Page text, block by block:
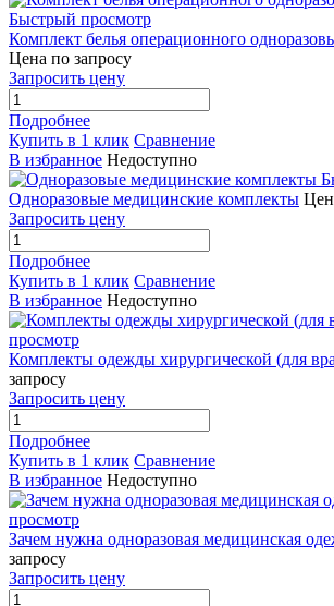
Быстрый просмотр
Комплект белья операционного
Цена по запросу
Запросить цену
Подробнее
Купить в 1 клик Сравнение
В избранное Недоступно
Одноразовые медицинские комплекты
Запросить цену
Подробнее
Купить в 1 клик Сравнение
В избранное Недоступно
просмотр
Комплекты одежды хирургической (для
запросу
Запросить цену
Подробнее
Купить в 1 клик Сравнение
В избранное Недоступно
просмотр
Зачем нужна одноразовая медицинская
запросу
Запросить цену